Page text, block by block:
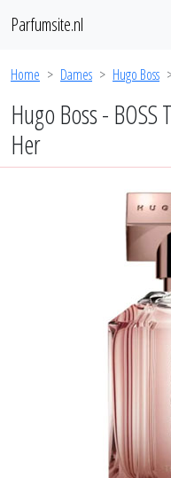
Parfumsite.nl
Home Dames Hugo Boss
Hugo Boss -
Her